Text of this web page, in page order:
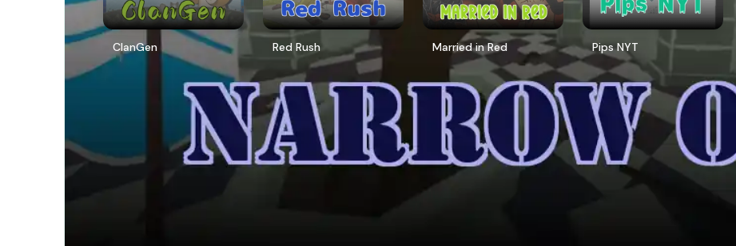
ClanGen Red Rush Married in Red Pips NYT